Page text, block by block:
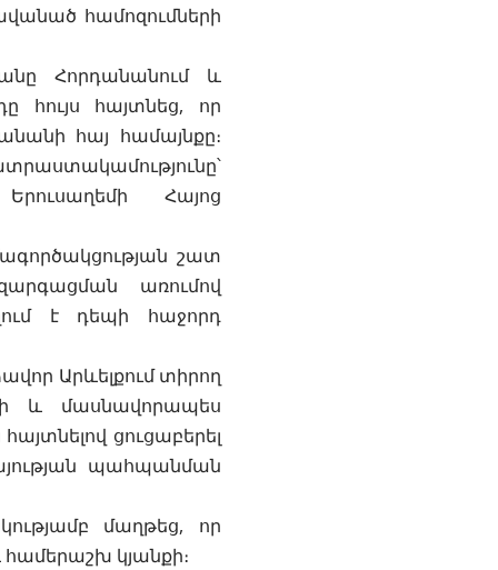
համոզումների
Հորդանանում և
հույս հայտնեց, որ
հայ համայնքը։
Հայոց
շատ
առումով
է դեպի հաջորդ
Արևելքում տիրող
և մասնավորապես
ցուցաբերել
պահպանման
մաղթեց, որ
կյանքի։